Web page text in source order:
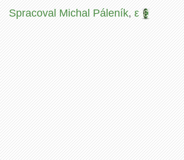
Spracoval Michal Páleník,ε